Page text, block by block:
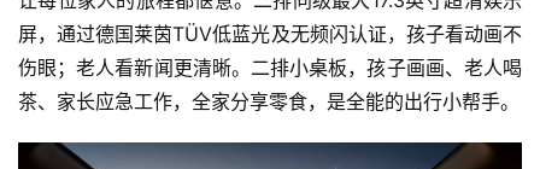
屏，通过德国莱茵TÜV低蓝光及无频闪认证，孩子看动画不
伤眼；老人看新闻更清晰。二排小桌板，孩子画画、老人喝
茶、家长应急工作，全家分享零食，是全能的出行小帮手。